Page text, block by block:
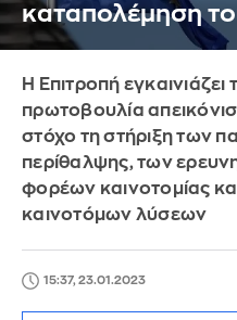
καταπολέμηση
Η Επιτροπή
πρωτοβουλία
στόχο τη στήριξη των
περίθαλψης, των
φορέων καινοτομίας
καινοτόμων λύσεων
15:37, 23.01.2023